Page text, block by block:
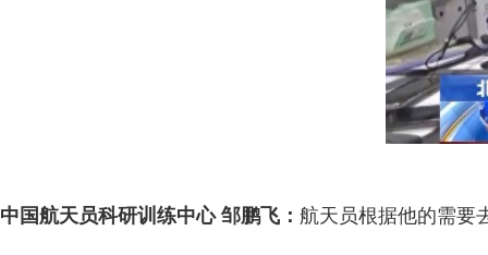
中国航天员科研训练中心 邹鹏飞： 航天员根据他的需要